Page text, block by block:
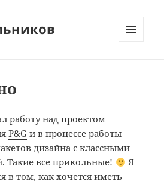
работу над проектом
P&G и в процессе работы
дизайна с классными
все прикольные!
Я
в том, как хочется иметь